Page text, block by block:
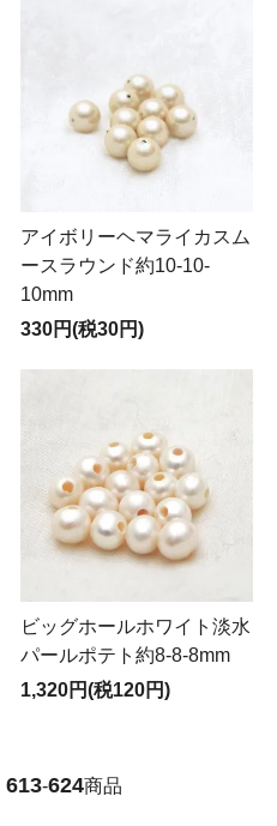
アイボリーヘマライカスム
ースラウンド約10-10-
10mm
330円(税30円)
ビッグホールホワイト淡水
パールポテト約8-8-8mm
1,320円(税120円)
613-624商品